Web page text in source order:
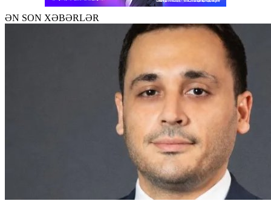
ƏN SON XƏBƏRLƏR